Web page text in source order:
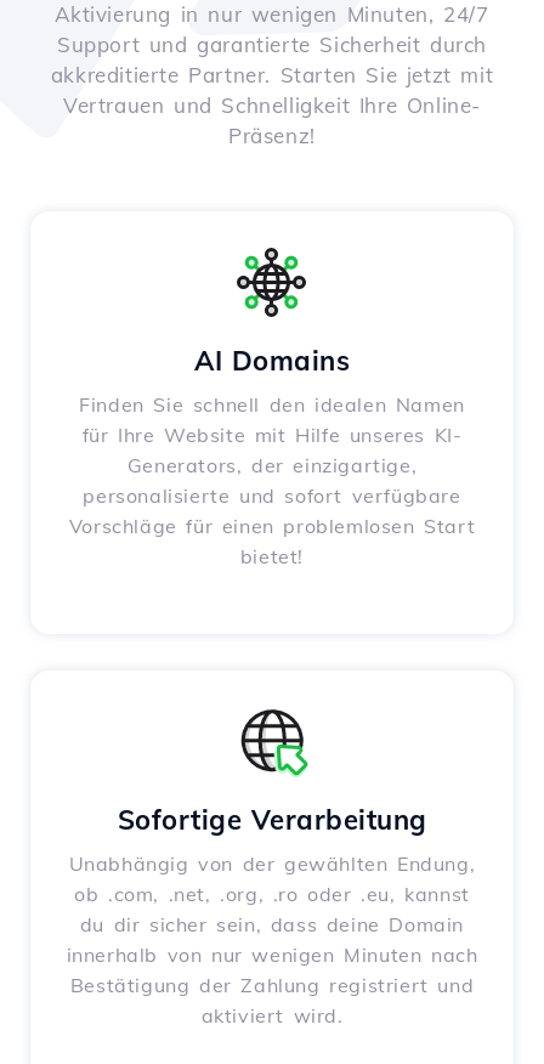
Aktivierung in nur wenigen Minuten, 24/7
Support und garantierte Sicherheit durch
akkreditierte Partner. Starten Sie jetzt mit
Vertrauen und Schnelligkeit Ihre Online-
Präsenz!
AI Domains
Finden Sie schnell den idealen Namen
für Ihre Website mit Hilfe unseres KI-
Generators, der einzigartige,
personalisierte und sofort verfügbare
Vorschläge für einen problemlosen Start
bietet!
Sofortige Verarbeitung
Unabhängig von der gewählten Endung,
ob .com, .net, .org, .ro oder .eu, kannst
du dir sicher sein, dass deine Domain
innerhalb von nur wenigen Minuten nach
Bestätigung der Zahlung registriert und
aktiviert wird.